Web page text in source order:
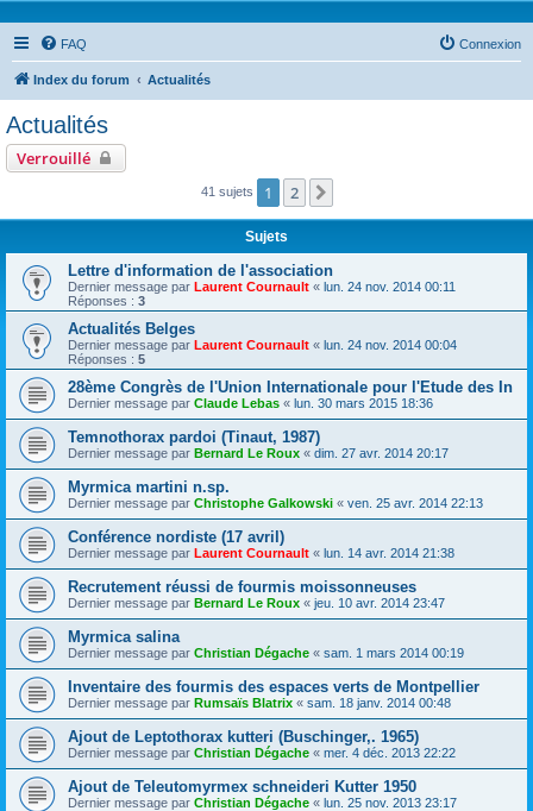
FAQ Connexion
Index du forum Actualités
Actualités
Verrouillé
41 sujets 1 2
Sujets
Lettre d'information de l'association
Dernier message par Laurent Cournault « lun. 24 nov. 2014 00:11
Réponses : 3
Actualités Belges
Dernier message par Laurent Cournault « lun. 24 nov. 2014 00:04
Réponses : 5
28ème Congrès de l'Union Internationale pour l'Etude des In
Dernier message par Claude Lebas « lun. 30 mars 2015 18:36
Temnothorax pardoi (Tinaut, 1987)
Dernier message par Bernard Le Roux « dim. 27 avr. 2014 20:17
Myrmica martini n.sp.
Dernier message par Christophe Galkowski « ven. 25 avr. 2014 22:13
Conférence nordiste (17 avril)
Dernier message par Laurent Cournault « lun. 14 avr. 2014 21:38
Recrutement réussi de fourmis moissonneuses
Dernier message par Bernard Le Roux « jeu. 10 avr. 2014 23:47
Myrmica salina
Dernier message par Christian Dégache « sam. 1 mars 2014 00:19
Inventaire des fourmis des espaces verts de Montpellier
Dernier message par Rumsaïs Blatrix « sam. 18 janv. 2014 00:48
Ajout de Leptothorax kutteri (Buschinger,. 1965)
Dernier message par Christian Dégache « mer. 4 déc. 2013 22:22
Ajout de Teleutomyrmex schneideri Kutter 1950
Dernier message par Christian Dégache « lun. 25 nov. 2013 23:17